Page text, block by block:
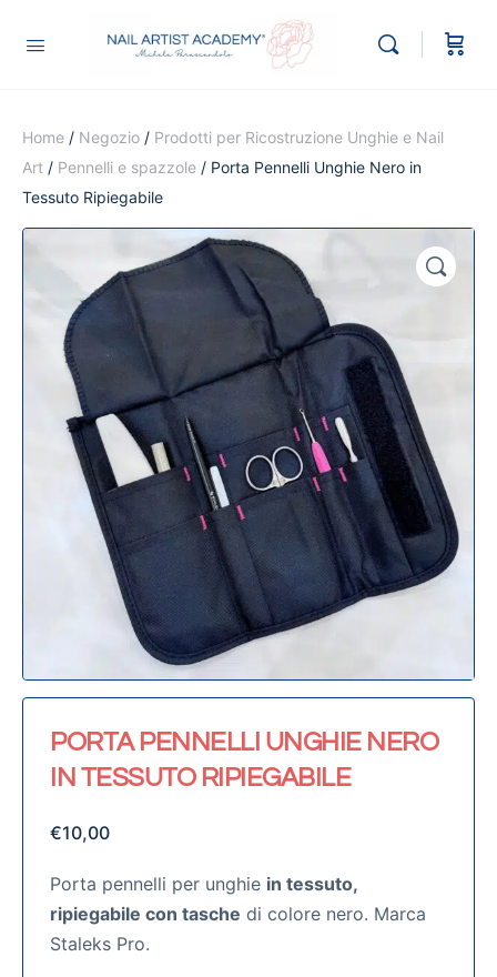
Home / Negozio / Prodotti per Ricostruzione Unghie e Nail
Art / Pennelli e spazzole / Porta Pennelli Unghie Nero in
Tessuto Ripiegabile
🔍
PORTA PENNELLI UNGHIE NERO
IN TESSUTO RIPIEGABILE
€10,00
Porta pennelli per unghie in tessuto,
ripiegabile con tasche di colore nero. Marca
Staleks Pro.